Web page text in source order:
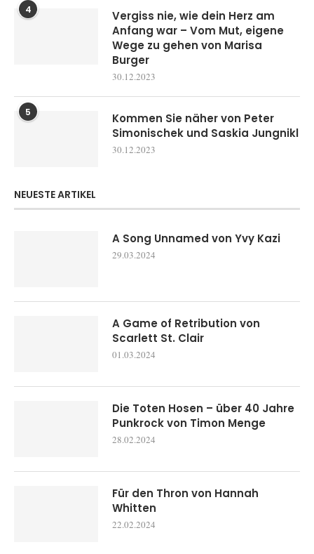
4
Vergiss nie, wie dein Herz am
Anfang war – Vom Mut, eigene
Wege zu gehen von Marisa
Burger
30.12.2023
5
Kommen Sie näher von Peter
Simonischek und Saskia Jungnikl
30.12.2023
NEUESTE ARTIKEL
A Song Unnamed von Yvy Kazi
29.03.2024
A Game of Retribution von
Scarlett St. Clair
01.03.2024
Die Toten Hosen – über 40 Jahre
Punkrock von Timon Menge
28.02.2024
Für den Thron von Hannah
Whitten
22.02.2024